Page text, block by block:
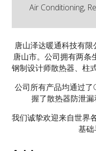
Air Conditioning,
唐山泽达暖通科技有
唐山市。公司拥有两条
钢制设计师散热器、柱
公司所有产品均通过了
握了散热器防泄漏
我们诚挚欢迎来自世界
基础